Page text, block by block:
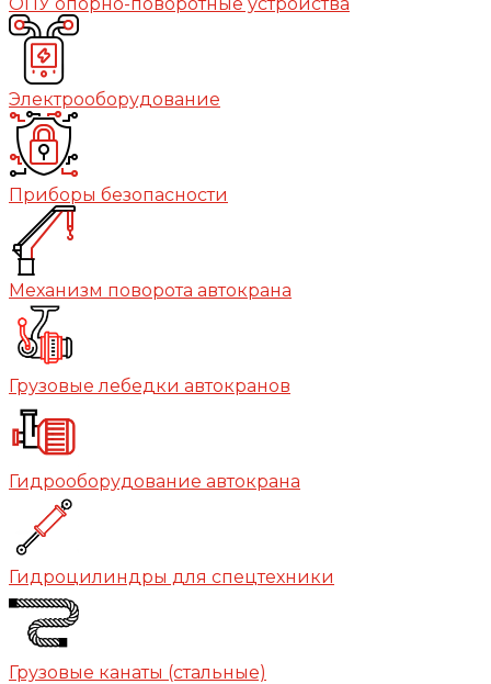
Электрооборудование
Приборы безопасности
Механизм поворота автокрана
Грузовые лебедки автокранов
Гидрооборудование автокрана
Гидроцилиндры для спецтехники
Грузовые канаты (стальные)